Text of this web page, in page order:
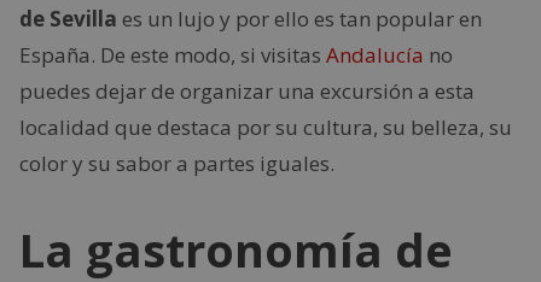
de Sevilla es un lujo y por ello es tan popular en
España. De este modo, si visitas Andalucía no
puedes dejar de organizar una excursión a esta
localidad que destaca por su cultura, su belleza, su
color y su sabor a partes iguales.
La gastronomía de